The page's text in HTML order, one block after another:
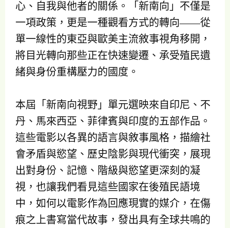
心、自我與他者的關係。「新南向」不僅是
一項政策，更是一種觀看方式的轉向——從
單一線性的東亞與歐美主流敘事視角移開，
將目光轉向那些正在快速變遷、承受殖民遺
緒與身份重構壓力的國度。
本屆「新南向視野」單元選映來自印尼、不
丹、馬來西亞、菲律賓與印度的五部作品。
這些電影以各異的語言與敘事風格，描繪社
會矛盾與慾望、歷史陰影與現代衝突，展現
出對身份、記憶、階級與慾望更深刻的凝
視，也讓我們看見這些國家在後殖民語境
中，如何以電影作為回應現實的媒介，在傷
痕之上書寫當代故事，發出具有全球共鳴的